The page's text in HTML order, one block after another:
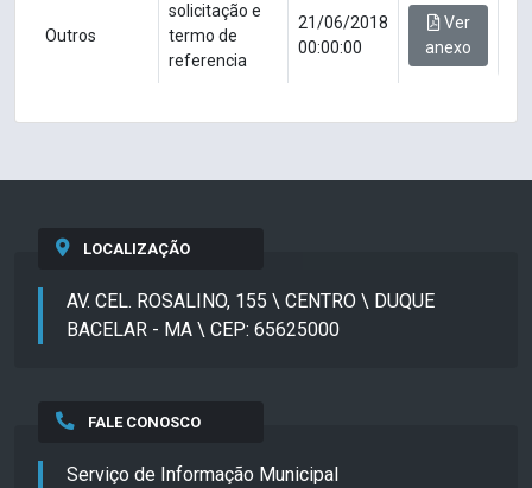
Outros
solicitação e
termo de
referencia
21/06/2018
00:00:00
Ver
anexo
LOCALIZAÇÃO
AV. CEL. ROSALINO, 155 \ CENTRO \ DUQUE
BACELAR - MA \ CEP: 65625000
FALE CONOSCO
Serviço de Informação Municipal